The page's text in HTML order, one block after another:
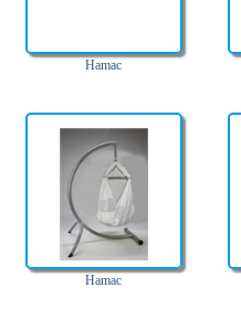
Hamac
Hamac